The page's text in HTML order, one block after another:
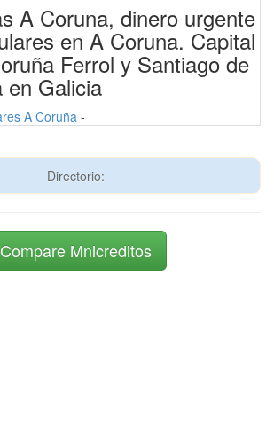
A Coruna, dinero urgente
en A Coruna. Capital
Ferrol y Santiago de
en Galicia
A Coruña -
Directorio:
Compare Mnicreditos